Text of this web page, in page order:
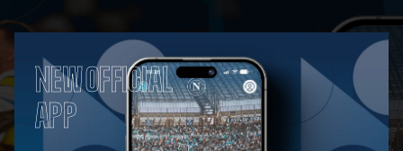
NEW OFFICIAL
APP